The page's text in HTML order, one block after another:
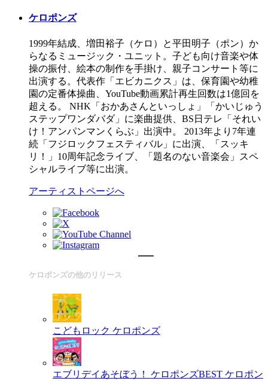
ケロポンズ
1999年結成、増田裕子（ケロ）と平田明子（ポン）か
らなるミュージック・ユニット。子ども向け音楽や体
操の振付、絵本の制作を手掛け、親子コンサート等に
出演する。代表作「エビカニクス」は、保育園や幼稚
園の定番体操曲、YouTube動画累計再生回数は1億回を
超える。 NHK「おかあさんといっしょ」「かいじゅう
ステップワンダバダ」に楽曲提供、BS日テレ「それい
け！アンパンマンくらぶ」出演中。 2013年より7年連
続「フジロックフェスティバル」に出演、「スッキ
リ！」10周年記念ライブ、「題名のない音楽会」スペ
シャルライブ等に出演。
アーティストページへ
ケロポンズの他のリリース
こどもロック ケロポンズ
エブリデイあそぼう！ ケロポンズBEST ケロポン